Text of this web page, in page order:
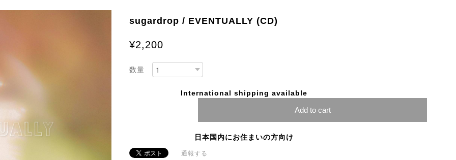
sugardrop / EVENTUALLY (CD)
¥2,200
数量
International shipping available
Add to cart
日本国内にお住まいの方向け
通報する